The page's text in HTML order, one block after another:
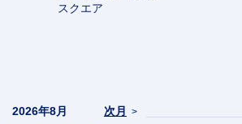
スクエア
次月 >
2026年8月